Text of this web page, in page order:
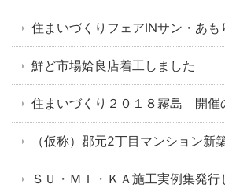
住まいづくりフェアINサン・あ
鮮ど市場姶良店着工しました
住まいづくり２０１８霧島 開催
（仮称）郡元2丁目マンション新
ＳＵ・ＭＩ・ＫＡ施工実例集発行